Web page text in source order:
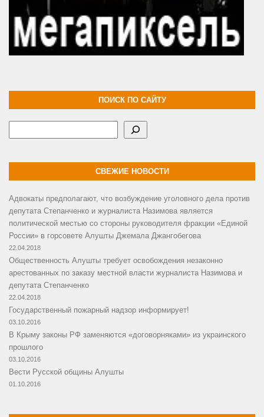
ПОИСК ПО САЙТУ
СВЕЖИЕ НОВОСТИ
Адвокаты предполагают, что возбуждение уголовного дела против
депутата Степанченко и журналиста Назимова является
политической местью со стороны руководителя фракции «Единой
России» в горсовете Алушты Джемала Джангобегова
22.04.2018
Общественность Алушты требует освобождения незаконно
арестованных по заказу местной власти журналиста Назимова и
депутата Степанченко
22.04.2018
Государственный пожарный надзор информирует!
03.10.2016
В Крыму законы РФ заменяются «договорняками» из украинского
прошлого
03.10.2016
Вести Русской общины Алушты
01.10.2016